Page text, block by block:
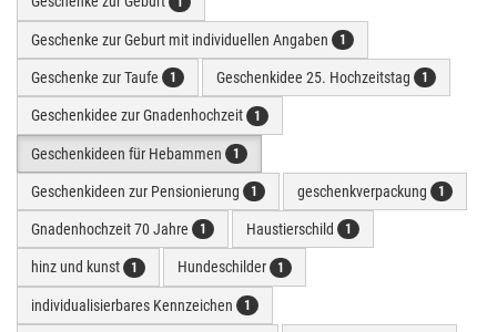
Geschenke zur Geburt mit individuellen Angaben 1
Geschenke zur Taufe 1 Geschenkidee 25. Hochzeitstag 1
Geschenkidee zur Gnadenhochzeit 1
Geschenkideen für Hebammen 1
Geschenkideen zur Pensionierung 1 geschenkverpackung 1
Gnadenhochzeit 70 Jahre 1 Haustierschild 1
hinz und kunst 1 Hundeschilder 1
individualisierbares Kennzeichen 1